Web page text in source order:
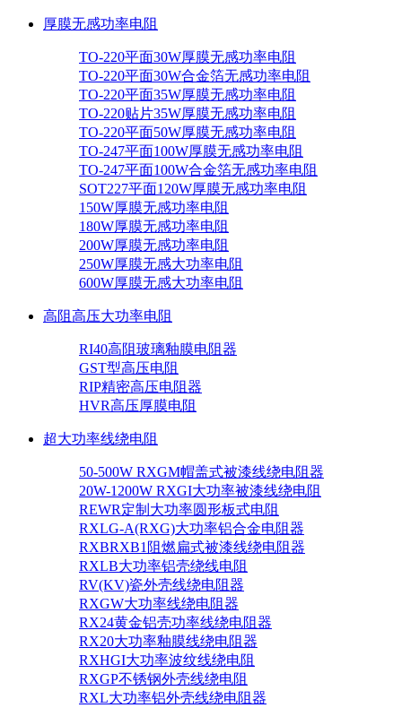
厚膜无感功率电阻
TO-220平面30W厚膜无感功率电阻
TO-220平面30W合金箔无感功率电阻
TO-220平面35W厚膜无感功率电阻
TO-220贴片35W厚膜无感功率电阻
TO-220平面50W厚膜无感功率电阻
TO-247平面100W厚膜无感功率电阻
TO-247平面100W合金箔无感功率电阻
SOT227平面120W厚膜无感功率电阻
150W厚膜无感功率电阻
180W厚膜无感功率电阻
200W厚膜无感功率电阻
250W厚膜无感大功率电阻
600W厚膜无感大功率电阻
高阻高压大功率电阻
RI40高阻玻璃釉膜电阻器
GST型高压电阻
RIP精密高压电阻器
HVR高压厚膜电阻
超大功率线绕电阻
50-500W RXGM帽盖式被漆线绕电阻器
20W-1200W RXGI大功率被漆线绕电阻
REWR定制大功率圆形板式电阻
RXLG-A(RXG)大功率铝合金电阻器
RXBRXB1阻燃扁式被漆线绕电阻器
RXLB大功率铝壳绕线电阻
RV(KV)瓷外壳线绕电阻器
RXGW大功率线绕电阻器
RX24黄金铝壳功率线绕电阻器
RX20大功率釉膜线绕电阻器
RXHGI大功率波纹线绕电阻
RXGP不锈钢外壳线绕电阻
RXL大功率铝外壳线绕电阻器